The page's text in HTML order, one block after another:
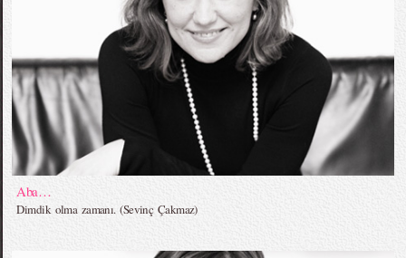
Aba…
Dimdik olma zamanı. (Sevinç Çakmaz)